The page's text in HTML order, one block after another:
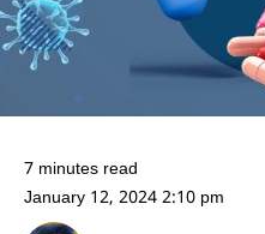
7 minutes read
January 12, 2024 2:10 pm